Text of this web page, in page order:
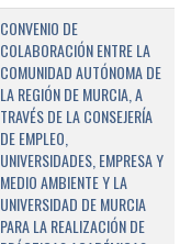
CONVENIO DE
COLABORACIÓN ENTRE LA
COMUNIDAD AUTÓNOMA DE
LA REGIÓN DE MURCIA, A
TRAVÉS DE LA CONSEJERÍA
DE EMPLEO,
UNIVERSIDADES, EMPRESA Y
MEDIO AMBIENTE Y LA
UNIVERSIDAD DE MURCIA
PARA LA REALIZACIÓN DE